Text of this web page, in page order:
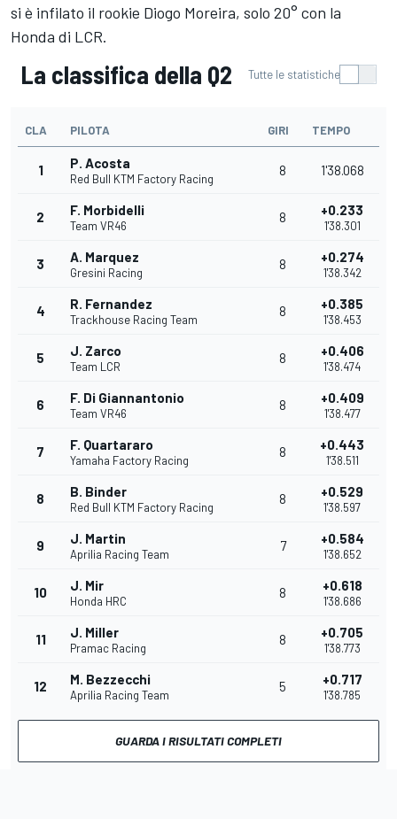
si è infilato il rookie Diogo Moreira, solo 20° con la
Honda di LCR.
La classifica della Q2 Tutte le statistiche
CLA PILOTA GIRI TEMPO
1 P. Acosta
Red Bull KTM Factory Racing
8 1'38.068
2 F. Morbidelli
Team VR46
8 +0.233
1'38.301
3 A. Marquez
Gresini Racing
8 +0.274
1'38.342
4 R. Fernandez
Trackhouse Racing Team
8 +0.385
1'38.453
5 J. Zarco
Team LCR
8 +0.406
1'38.474
6 F. Di Giannantonio
Team VR46
8 +0.409
1'38.477
7 F. Quartararo
Yamaha Factory Racing
8 +0.443
1'38.511
8 B. Binder
Red Bull KTM Factory Racing
8 +0.529
1'38.597
9 J. Martin
Aprilia Racing Team
7 +0.584
1'38.652
10 J. Mir
Honda HRC
8 +0.618
1'38.686
11 J. Miller
Pramac Racing
8 +0.705
1'38.773
12 M. Bezzecchi
Aprilia Racing Team
5 +0.717
1'38.785
GUARDA I RISULTATI COMPLETI